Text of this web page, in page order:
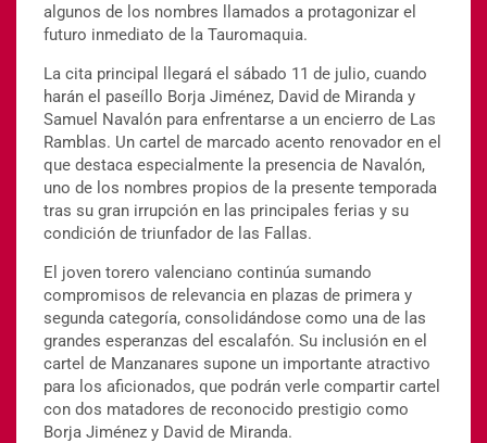
algunos de los nombres llamados a protagonizar el
futuro inmediato de la Tauromaquia.
La cita principal llegará el sábado 11 de julio, cuando
harán el paseíllo Borja Jiménez, David de Miranda y
Samuel Navalón para enfrentarse a un encierro de Las
Ramblas. Un cartel de marcado acento renovador en el
que destaca especialmente la presencia de Navalón,
uno de los nombres propios de la presente temporada
tras su gran irrupción en las principales ferias y su
condición de triunfador de las Fallas.
El joven torero valenciano continúa sumando
compromisos de relevancia en plazas de primera y
segunda categoría, consolidándose como una de las
grandes esperanzas del escalafón. Su inclusión en el
cartel de Manzanares supone un importante atractivo
para los aficionados, que podrán verle compartir cartel
con dos matadores de reconocido prestigio como
Borja Jiménez y David de Miranda.